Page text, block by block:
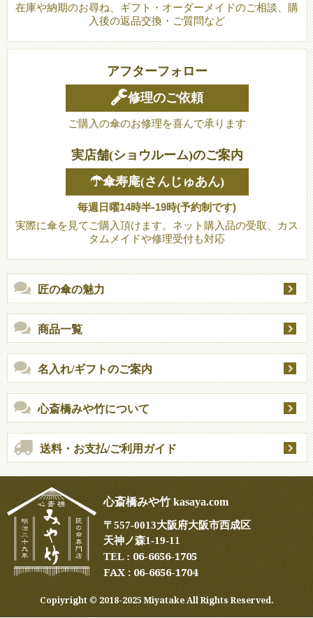
在庫や納期のお尋ね、ギフト・オーダーメイドのご相談、購
入後の返品交換・ご質問など
アフターフォロー
修理のご依頼
ご購入の傘のお修理を喜んで承ります
実店舗(ショウルーム)のご案内
☂傘寿庵(さんじゅあん)
毎週日曜14時半-19時(予約制です)
実際に傘を見てご購入頂けます。ネット購入品の受取、カス
タムメイドや修理受付も対応
匠の傘の魅力
商品一覧
名入れ/ギフトのご案内
心斎橋みや竹について
送料・お支払/ご利用ガイド
心斎橋みや竹 kasaya.com
〒557-0013大阪府大阪市西成区
天神ノ森1-19-11
TEL : 06-6656-1705
FAX : 06-6656-1704
Copiyright ©︎ 2018-2025 Miyatake All Rights Reserved.